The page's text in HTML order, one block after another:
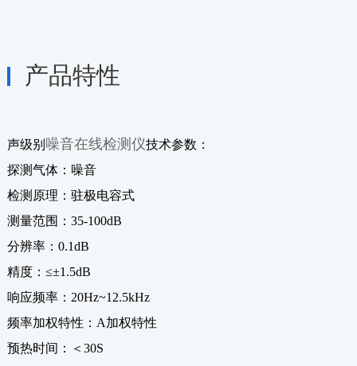
产品特性
声级别 噪音在线检测仪技术参数：
探测气体：噪音
检测原理：驻极电容式
测量范围：35-100dB
分辨率：0.1dB
精度：≤±1.5dB
响应频率：20Hz~12.5kHz
频率加权特性：A加权特性
预热时间：＜30S